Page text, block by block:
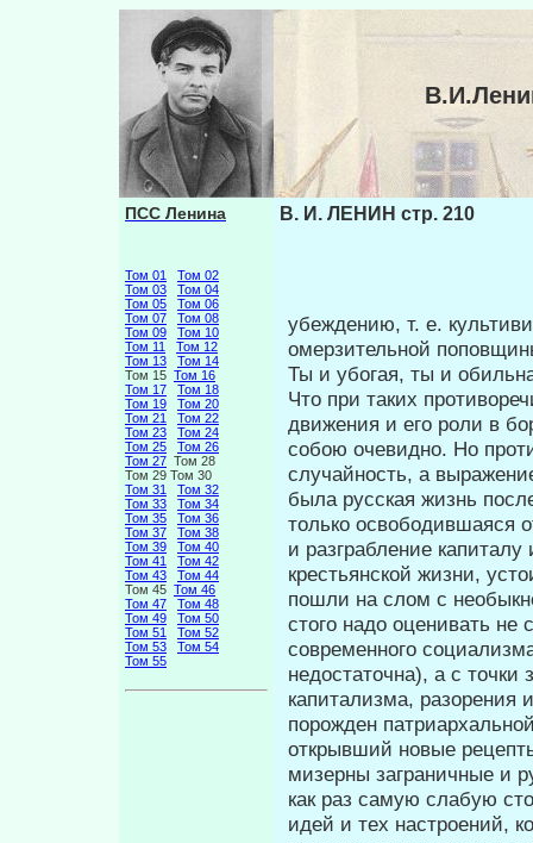
ПСС Ленина
Том 01
Том 02
Том 03
Том 04
Том 05
Том 06
Том 07
Том 08
Том 09
Том 10
Том 11
Том 12
Том 13
Том 14
Том 15 Том 16
Том 17
Том 18
Том 19
Том 20
Том 21
Том 22
Том 23
Том 24
Том 25
Том 26
Том 27 Том 28
Том 29 Том 30
Том 31
Том 32
Том 33
Том 34
Том 35
Том 36
Том 37
Том 38
Том 39
Том 40
Том 41
Том 42
Том 43
Том 44
Том 45 Том 46
Том 47
Том 48
Том 49
Том 50
Том 51
Том 52
Том 53
Том 54
Том 55
В. И. ЛЕНИН стр. 210
убеждению, т. е.
омерзительной
Ты и убогая, ты и
Что при таких
движе­ния и его роли в
собою очевидно. Но
случайность, а
была русская жизнь
только освободившаяся
и разграбление
крестьянской жизни,
пошли на слом с
стого надо оценивать не
современ­ного
недостаточна), а с точ­ки
капитализма,
порожден
открывший новые
мизерны заграничные и
как раз самую слабую
идей и тех настроений,